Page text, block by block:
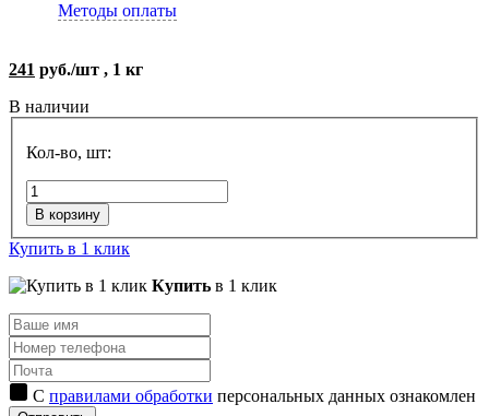
Методы оплаты
241 руб./шт , 1 кг
В наличии
Кол-во, шт:
В корзину
Купить в 1 клик
Купить в 1 клик
С правилами обработки персональных данных ознакомлен